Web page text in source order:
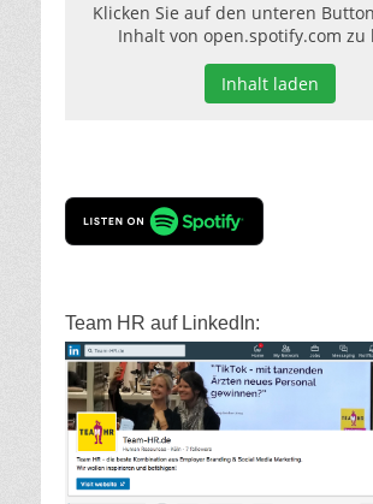
Klicken Sie auf den unteren
Inhalt von open.spotify.com zu
Inhalt laden
Team HR auf LinkedIn: